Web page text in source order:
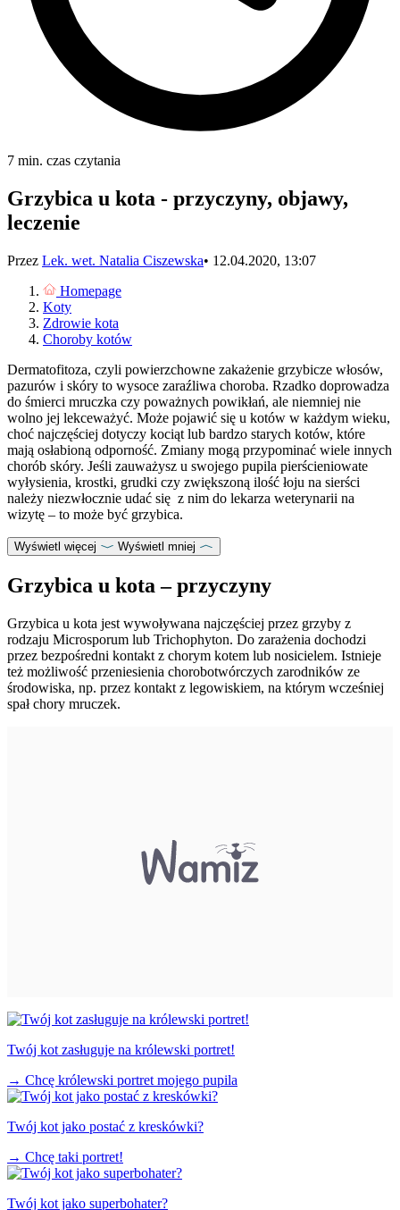
7 min. czas czytania
Grzybica u kota - przyczyny, objawy,
leczenie
Przez Lek. wet. Natalia Ciszewska• 12.04.2020, 13:07
Homepage
Koty
Zdrowie kota
Choroby kotów
Dermatofitoza, czyli powierzchowne zakażenie grzybicze włosów,
pazurów i skóry to wysoce zaraźliwa choroba. Rzadko doprowadza
do śmierci mruczka czy poważnych powikłań, ale niemniej nie
wolno jej lekceważyć. Może pojawić się u kotów w każdym wieku,
choć najczęściej dotyczy kociąt lub bardzo starych kotów, które
mają osłabioną odporność. Zmiany mogą przypominać wiele innych
chorób skóry. Jeśli zauważysz u swojego pupila pierścieniowate
wyłysienia, krostki, grudki czy zwiększoną ilość łoju na sierści
należy niezwłocznie udać się z nim do lekarza weterynarii na
wizytę – to może być grzybica.
Wyświetl więcej Wyświetl mniej
Grzybica u kota – przyczyny
Grzybica u kota jest wywoływana najczęściej przez grzyby z
rodzaju Microsporum lub Trichophyton. Do zarażenia dochodzi
przez bezpośredni kontakt z chorym kotem lub nosicielem. Istnieje
też możliwość przeniesienia chorobotwórczych zarodników ze
środowiska, np. przez kontakt z legowiskiem, na którym wcześniej
spał chory mruczek.
Twój kot zasługuje na królewski portret!
→ Chcę królewski portret mojego pupila
Twój kot jako postać z kreskówki?
→ Chcę taki portret!
Twój kot jako superbohater?